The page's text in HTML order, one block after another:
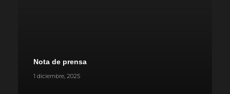
Nota de prensa
1 diciembre, 2025